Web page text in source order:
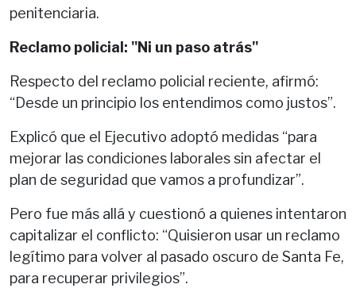
penitenciaria.
Reclamo policial: "Ni un paso atrás"
Respecto del reclamo policial reciente, afirmó:
“Desde un principio los entendimos como justos”.
Explicó que el Ejecutivo adoptó medidas “para
mejorar las condiciones laborales sin afectar el
plan de seguridad que vamos a profundizar”.
Pero fue más allá y cuestionó a quienes intentaron
capitalizar el conflicto: “Quisieron usar un reclamo
legítimo para volver al pasado oscuro de Santa Fe,
para recuperar privilegios”.